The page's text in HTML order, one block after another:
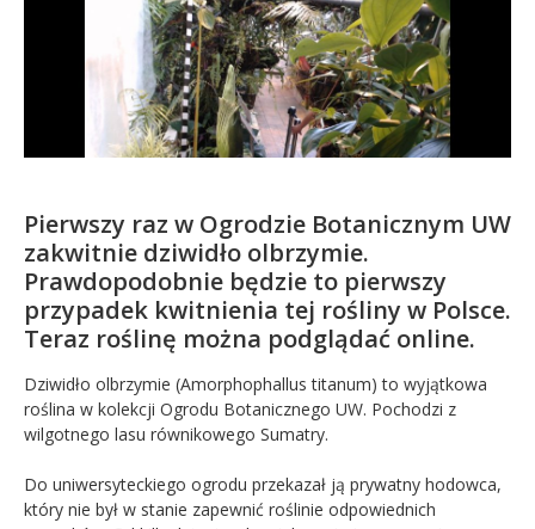
Pierwszy raz w Ogrodzie Botanicznym UW
zakwitnie dziwidło olbrzymie.
Prawdopodobnie będzie to pierwszy
przypadek kwitnienia tej rośliny w Polsce.
Teraz roślinę można podglądać online.
Dziwidło olbrzymie (Amorphophallus titanum) to wyjątkowa
roślina w kolekcji Ogrodu Botanicznego UW. Pochodzi z
wilgotnego lasu równikowego Sumatry.
Do uniwersyteckiego ogrodu przekazał ją prywatny hodowca,
który nie był w stanie zapewnić roślinie odpowiednich